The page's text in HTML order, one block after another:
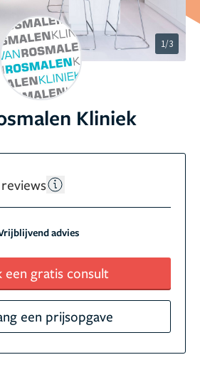
1/3
Kliniek
reviews
advies
een gratis consult
een prijsopgave